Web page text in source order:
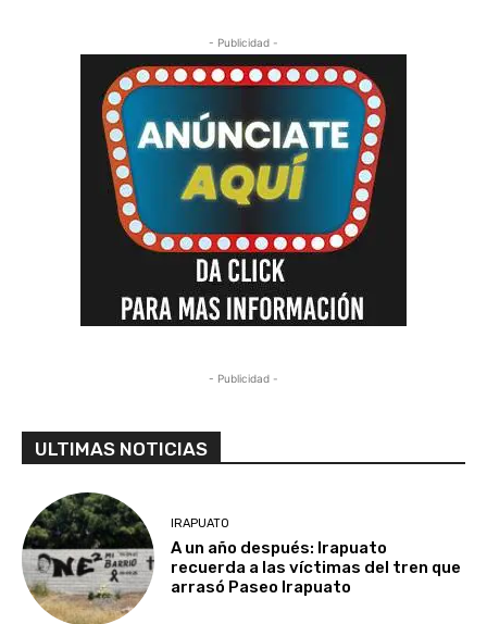
- Publicidad -
- Publicidad -
ULTIMAS NOTICIAS
IRAPUATO
A un año después: Irapuato
recuerda a las víctimas del tren que
arrasó Paseo Irapuato